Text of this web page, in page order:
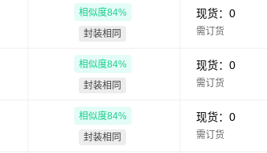
相似度84%
封装相同
现货： 0
需订货
相似度84%
封装相同
现货： 0
需订货
相似度84%
封装相同
现货： 0
需订货